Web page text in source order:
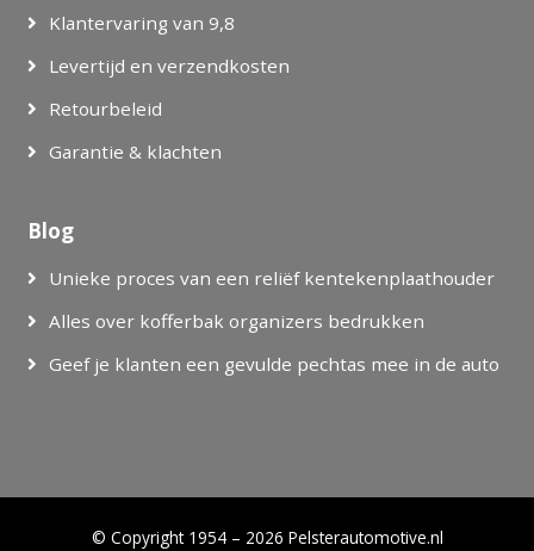
Klantervaring van 9,8
Levertijd en verzendkosten
Retourbeleid
Garantie & klachten
Blog
Unieke proces van een reliëf kentekenplaathouder
Alles over kofferbak organizers bedrukken
Geef je klanten een gevulde pechtas mee in de auto
© Copyright 1954 – 2026 Pelsterautomotive.nl